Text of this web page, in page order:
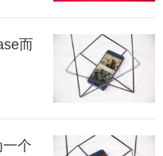
而
个